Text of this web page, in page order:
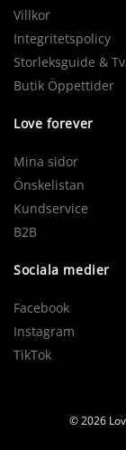
Villkor
Integritetspolicy
Storleksguide &
Butik Öppettider
Love forever
Mina sidor
Önskelistan
Kundservice
B2B
Sociala medier
Facebook
Instagram
TikTok
© 2026